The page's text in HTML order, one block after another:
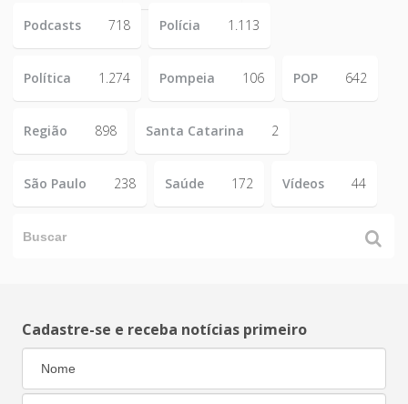
Podcasts
718 Polícia 1.113
Política 1.274 Pompeia 106 POP 642
Região 898 Santa Catarina 2
São Paulo 238 Saúde 172 Vídeos 44
Cadastre-se e receba notícias primeiro